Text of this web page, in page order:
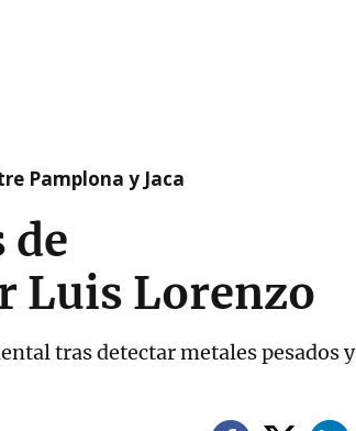
Pamplona y Jaca
de
Luis Lorenzo
tras detectar metales pesados y